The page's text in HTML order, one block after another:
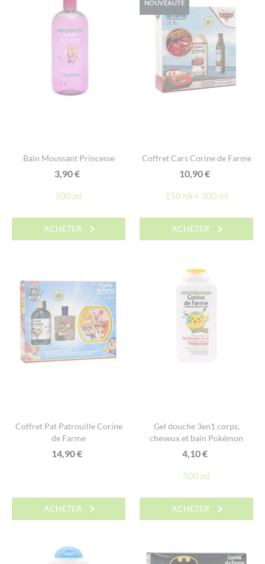
Bain Moussant Princesse
3,90€
500 ml
ACHETER
NOUVEAUTÉ
Coffret Cars Corine de Farme
10,90€
150 ml + 300 ml
ACHETER
Coffret Pat Patrouille Corine
de Farme
14,90€
ACHETER
Gel douche 3en1 corps,
cheveux et bain Pokémon
4,10€
500 ml
ACHETER